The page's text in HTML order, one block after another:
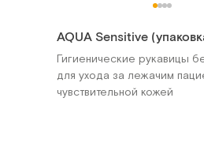
AQUA Sensitive
Гигиенические рукавицы
для ухода за лежачим
чувствительной кожей